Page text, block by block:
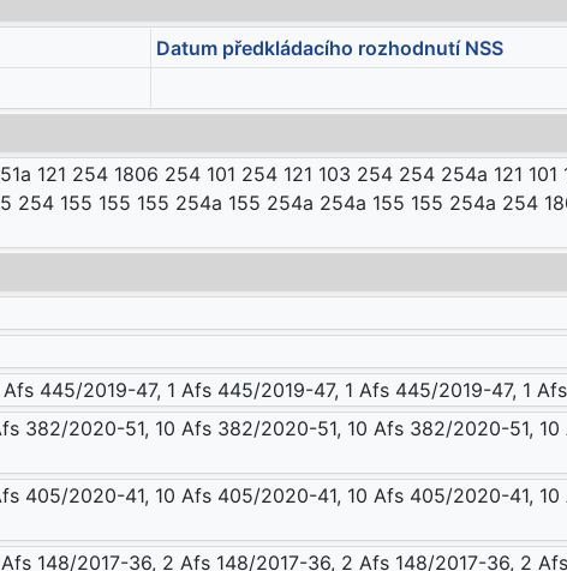
Datum předkládacího rozhodnutí NSS
121 254 1806 254 101 254 121 103 254 254 254a 121
254 155 155 155 254a 155 254a 254a 155 155 254a 254
445/2019-47, 1 Afs 445/2019-47, 1 Afs 445/2019-47, 1
382/2020-51, 10 Afs 382/2020-51, 10 Afs 382/2020-51,
405/2020-41, 10 Afs 405/2020-41, 10 Afs 405/2020-41,
148/2017-36, 2 Afs 148/2017-36, 2 Afs 148/2017-36, 2